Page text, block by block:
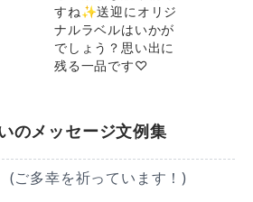
すね✨送迎にオリジ
ナルラベルはいかが
でしょう？思い出に
残る一品です♡
のメッセージ文例集
(ご多幸を祈っています！)